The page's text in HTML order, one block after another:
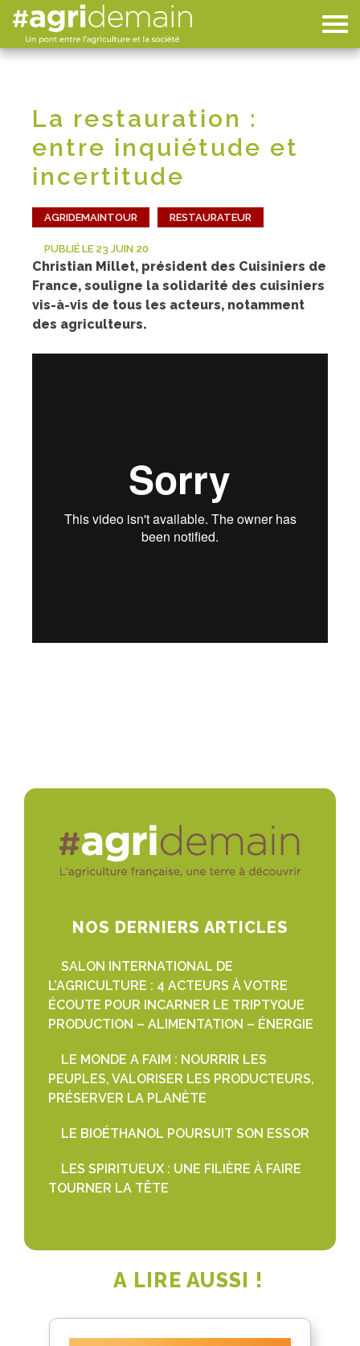
La restauration :
entre inquiétude et
incertitude
AGRIDEMAINTOUR RESTAURATEUR
PUBLIÉ LE 23 JUIN 20
Christian Millet, président des Cuisiniers de
France, souligne la solidarité des cuisiniers
vis-à-vis de tous les acteurs, notamment
des agriculteurs.
NOS DERNIERS ARTICLES
SALON INTERNATIONAL DE
L’AGRICULTURE : 4 ACTEURS À VOTRE
ÉCOUTE POUR INCARNER LE TRIPTYQUE
PRODUCTION – ALIMENTATION – ÉNERGIE
LE MONDE A FAIM : NOURRIR LES
PEUPLES, VALORISER LES PRODUCTEURS,
PRÉSERVER LA PLANÈTE
LE BIOÉTHANOL POURSUIT SON ESSOR
LES SPIRITUEUX : UNE FILIÈRE À FAIRE
TOURNER LA TÊTE
A LIRE AUSSI !